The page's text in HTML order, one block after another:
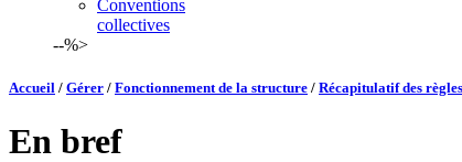
Conventions
collectives
--%>
Accueil / Gérer / Fonctionnement de la structure / Récapitulatif des
En bref